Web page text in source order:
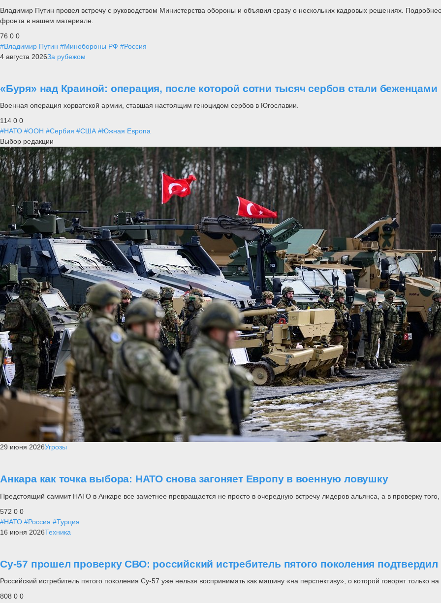
Владимир Путин провел встречу с руководством Министерства обороны и объявил сразу о нескольких кадровых решениях.
фронта в нашем материале.
76 0 0
#Владимир Путин #Минобороны РФ #Россия
4 августа 2026За рубежом
«Буря» над Краиной: операция, после которой сотни тысяч сербов стали беженцами
Военная операция хорватской армии, ставшая настоящим геноцидом сербов в Югославии.
114 0 0
#НАТО #ООН #Сербия #США #Южная Европа
Выбор редакции
29 июня 2026Угрозы
Анкара как точка выбора: НАТО снова загоняет Европу в военную ловушку
Предстоящий саммит НАТО в Анкаре все заметнее превращается не просто в очередную встречу лидеров альянса, а в проверку
572 0 0
#НАТО #Россия #Турция
16 июня 2026Техника
Су-57 прошел проверку СВО: российский истребитель пятого поколения подтвердил
Российский истребитель пятого поколения Су-57 уже нельзя воспринимать как машину «на перспективу», о которой говорят только
808 0 0